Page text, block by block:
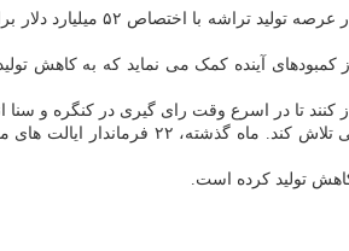
به گزارش سایت شیک به نقل از رویترز، مجلس نمایندگان
آینده کمک می نماید که به کاهش
کنند تا در اسرع وقت رای گیری در کنگره و سنا
جو بایدن مقرر است امروز چهارشنبه با رؤسای شرکتهای بزرگ سازنده
تولید کرده است.